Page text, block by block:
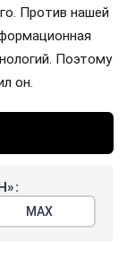
Против нашей
Поэтому
он.
МАХ